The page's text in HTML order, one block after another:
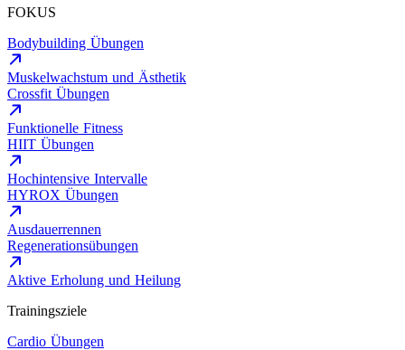
FOKUS
Bodybuilding Übungen
Muskelwachstum und Ästhetik
Crossfit Übungen
Funktionelle Fitness
HIIT Übungen
Hochintensive Intervalle
HYROX Übungen
Ausdauerrennen
Regenerationsübungen
Aktive Erholung und Heilung
Trainingsziele
Cardio Übungen